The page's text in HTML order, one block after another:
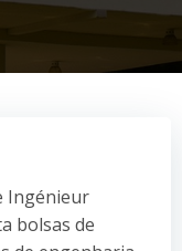
Ingénieur
bolsas de